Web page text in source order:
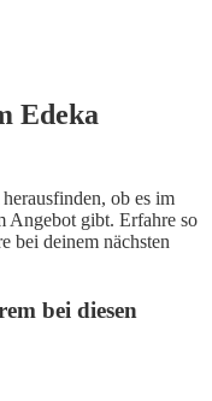
Edeka
ob es im
Angebot gibt. Erfahre so
bei deinem nächsten
bei diesen